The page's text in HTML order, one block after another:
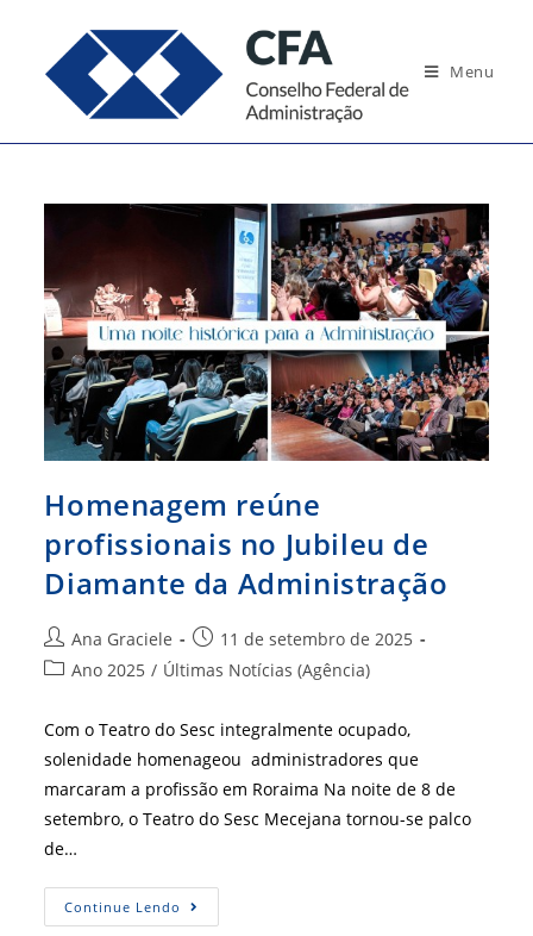
conteúdo
Menu
Homenagem reúne
profissionais no Jubileu de
Diamante da Administração
Autor
do
Ana Graciele
Post
publicado:
11 de setembro de 2025
Categoria
Ano 2025 / Últimas Notícias (Agência)
Com o Teatro do Sesc integralmente ocupado,
solenidade homenageou administradores que
marcaram a profissão em Roraima Na noite de 8 de
setembro, o Teatro do Sesc Mecejana tornou-se palco
de…
Continue Lendo Homenagem
Reúne